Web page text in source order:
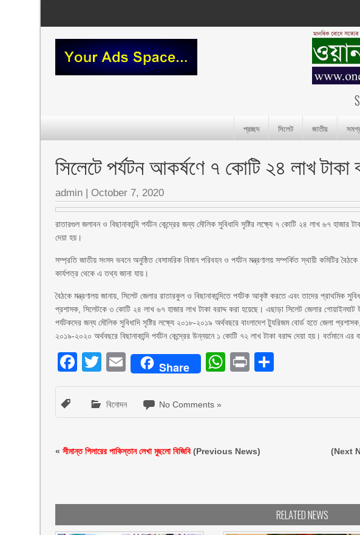
প্রচ্ছদ সিলেট জাতীয়
সিলেটে পর্যটন আকর্ষণে ৭ কোটি ২৪ লাখ টাকা
admin | October 7, 2020
রাতারগুল জলাবন ও বিছানাকান্দি পর্যটন কেন্দ্রের জন্য মৌলিক সুবিধাদি সৃষ্টির লক্ষ্যে ৭ কোটি ২৪ লাখ ৬৭ হাজার
দেয়া হয়।
সম্প্রতি জাতীয় সংসদ ভবনে অনুষ্ঠিত বেসামরিক বিমান পরিবহন ও পর্যটন মন্ত্রণালয় সম্পর্কিত স্থায়ী কমিটির
কার্যপত্র থেকে এ তথ্য জানা যায়।
বৈঠকে মন্ত্রণালয় জানায়, সিলেট জেলার রাতারকুল ও বিছানাকান্দিতে পর্যটক আকৃষ্ট করতে এবং তাদের প্রাথমিক
প্রশাসক, সিলেটকে ৩ কোটি ২৪ লাখ ৬৭ হাজার লাখ টাকা বরাদ্দ করা হয়েছে। এছাড়া সিলেট জেলার গোয়াইনঘাট
পর্যটকদের জন্য মৌলিক সুবিধাদি সৃষ্টির লক্ষ্যে ২০১৮-২০১৯ অর্থবছরে বাংলাদেশ ট্যুরিজম বোর্ড হতে জেলা
২০১৯-২০২০ অর্থবছরে বিছানাকান্দি পর্যটন কেন্দ্রের উন্নয়নে ১ কোটি ৭২ লাখ টাকা বরাদ্দ দেয়া হয়। বর্তমানে
Facebook
Twitter
EmailShare WhatsApp
Print
বিনোদন No Comments »
«সীমান্ত পিলারের পাকিস্তান লেখা মুছলো বিজিবি(Previous News) (Next
RELATED NEWS